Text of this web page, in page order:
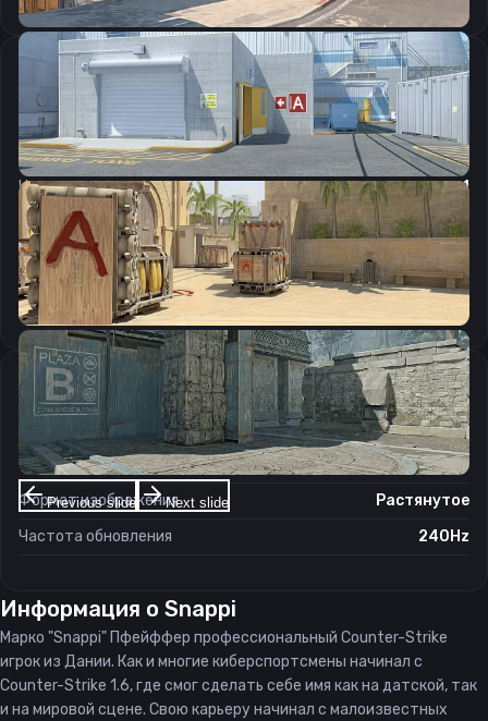
Previous slide Next slide
Настройки мыши
DPI:
400
Чувствительность мыши в игре:
2.3
Чувствительность мыши в зуме:
1
Чувствительность мыши в Windows:
6/11
Ускорение мыши:
0
m_rawinput:
1
Настройки экрана
Разрешение
1280×960
Соотношение сторон
4:3
Формат изображения
Растянутое
Частота обновления
240Hz
Информация о Snappi
Марко "Snappi" Пфейффер профессиональный Counter-Strike
игрок из Дании. Как и многие киберспортсмены начинал с
Counter-Strike 1.6, где смог сделать себе имя как на датской, так
и на мировой сцене. Свою карьеру начинал с малоизвестных